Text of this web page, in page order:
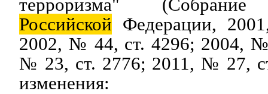
терроризма" (Собрание
Российской Федерации,
2002, № 44, ст. 4296; 2004,
№ 23, ст. 2776; 2011, № 27,
изменения: